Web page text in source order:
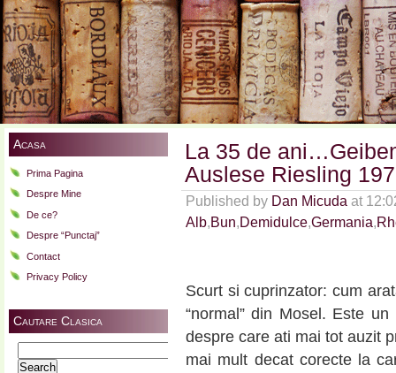
Acasa
Prima Pagina
Despre Mine
De ce?
Despre “Punctaj”
Contact
Privacy Policy
Cautare Clasica
for:
La 35 de
Auslese Riesling
Published by Dan Micuda at
Alb,Bun,Demidulce,Germania,
Scurt si cuprinzator: cum
“normal” din Mosel. Este
despre care ati mai tot auzit
mai mult decat corecte la